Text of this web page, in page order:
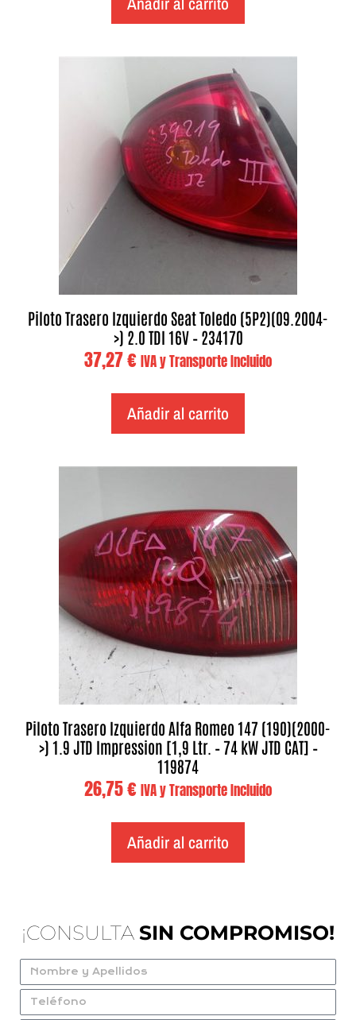
Piloto Trasero Izquierdo Seat Toledo (5P2)(09.2004-
>) 2.0 TDI 16V – 234170
37,27€ IVA y Transporte Incluido
Añadir al carrito
Piloto Trasero Izquierdo Alfa Romeo 147 (190)(2000-
>) 1.9 JTD Impression [1,9 Ltr. – 74 kW JTD CAT] –
119874
26,75€ IVA y Transporte Incluido
Añadir al carrito
¡CONSULTA SIN COMPROMISO!